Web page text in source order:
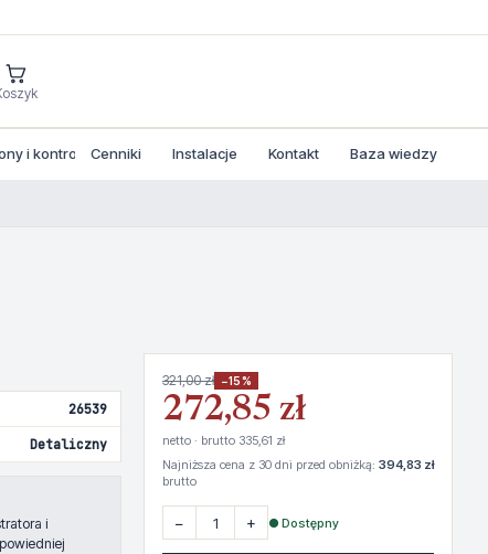
i kontrola dostepu
Cenniki Instalacje Kontakt Baza wiedzy
26539
Detaliczny
i
321,00 zł −15%
272,85 zł
netto · brutto 335,61 zł
Najniższa cena z 30 dni przed obniżką: 394,83 zł
brutto
− + ● Dostępny